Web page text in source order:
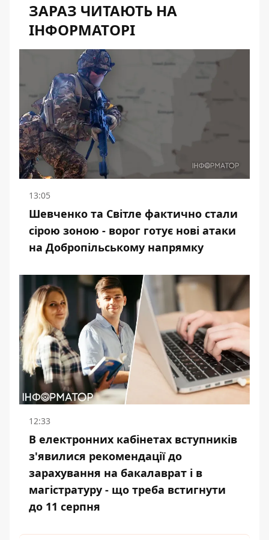
ЗАРАЗ ЧИТАЮТЬ НА
ІНФОРМАТОРІ
13:05
Шевченко та Світле фактично стали
сірою зоною - ворог готує нові атаки
на Добропільському напрямку
12:33
В електронних кабінетах вступників
з'явилися рекомендації до
зарахування на бакалаврат і в
магістратуру - що треба встигнути
до 11 серпня